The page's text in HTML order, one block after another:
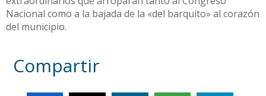
Nacional como a la bajada de la «del barquito» al corazón
del municipio.
Compartir